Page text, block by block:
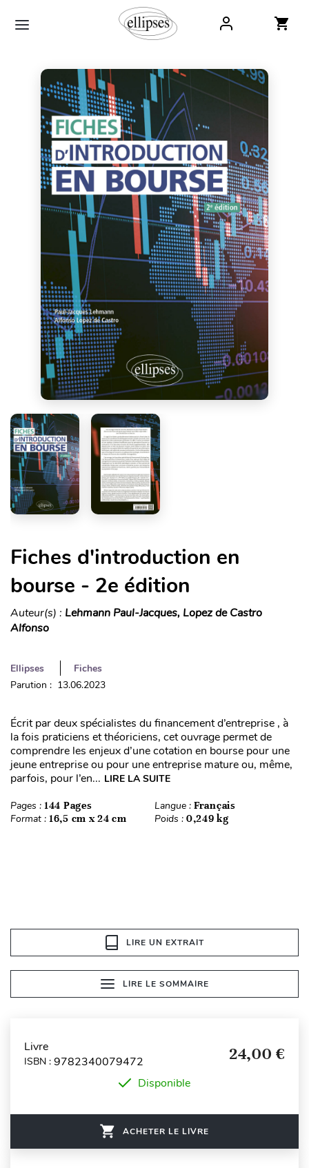
Fiches d'introduction en
bourse - 2e édition
Auteur(s) : Lehmann Paul-Jacques, Lopez de Castro
Alfonso
Ellipses
Fiches
Parution : 13.06.2023
Écrit par deux spécialistes du financement d’entreprise , à
la fois praticiens et théoriciens, cet ouvrage permet de
comprendre les enjeux d’une cotation en bourse pour une
jeune entreprise ou pour une entreprise mature ou, même,
parfois, pour l’en... LIRE LA SUITE
Pages : 144 Pages Langue : Français
Format : 16,5 cm x 24 cm Poids : 0,249 kg
LIRE UN EXTRAIT
LIRE LE SOMMAIRE
Livre
ISBN : 9782340079472 24,00 €
Disponible
ACHETER LE LIVRE